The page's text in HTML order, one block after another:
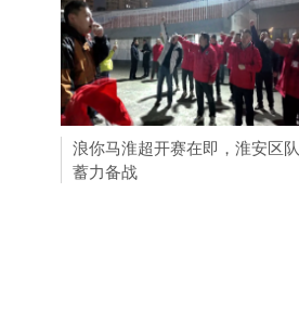
浪你马淮超开赛在即，淮安区队
蓄力备战